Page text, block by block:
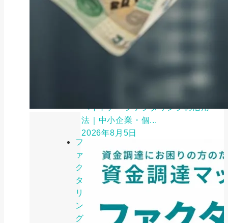
フ
ァ
ク
タ
リ
ン
グ
ペイトナーファクタリングの活用
法｜中小企業・個...
2026年8月5日